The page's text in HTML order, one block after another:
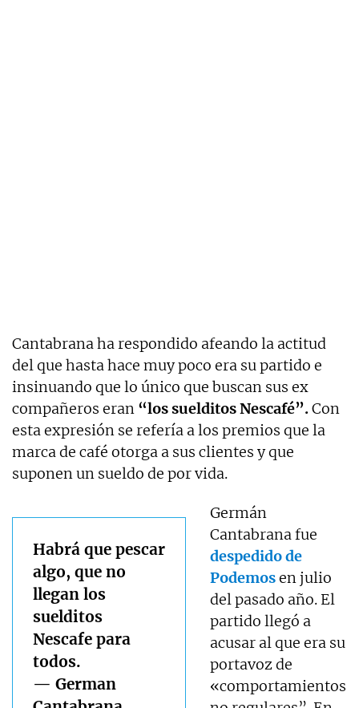
Cantabrana ha respondido afeando la actitud
del que hasta hace muy poco era su partido e
insinuando que lo único que buscan sus ex
compañeros eran “los suelditos Nescafé”.Con
esta expresión se refería a los premios que la
marca de café otorga a sus clientes y que
suponen un sueldo de por vida.
Habrá que pescar
algo, que no
llegan los
suelditos
Nescafe para
todos.
— German
Germán
Cantabrana fue
despedido de
Podemosen julio
del pasado año. El
partido llegó a
acusar al que era su
portavoz de
«comportamientos